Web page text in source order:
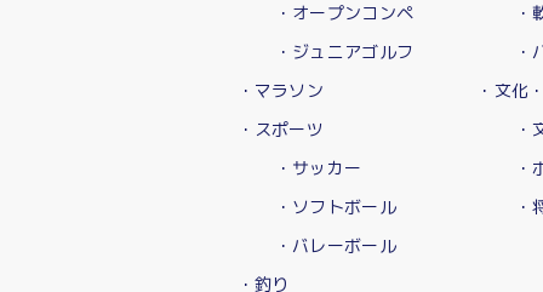
・オープンコンペ
・ジュニアゴルフ
・マラソン
・スポーツ
・サッカー
・ソフトボール
・バレーボール
・釣り
・
・
・文化
・
・
・